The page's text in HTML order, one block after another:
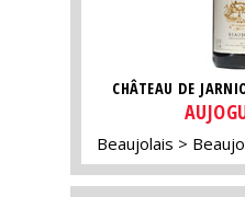
CHÂTEAU DE
Beaujolais